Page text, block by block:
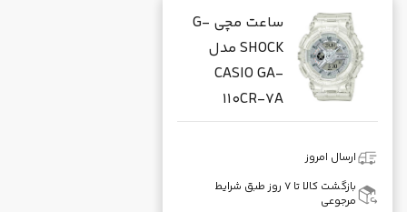
ساعت مچی G-
SHOCK مدل
CASIO GA-
110CR-7A
ارسال امروز
بازگشت کالا تا ۷ روز طبق شرایط
مرجوعی